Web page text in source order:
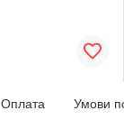
Оплата Умови